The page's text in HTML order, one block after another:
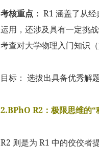
考核重点： R1 涵盖了从
运用，还涉及具有一定挑
考查对大学物理入门知识
目标： 选拔出具备优秀解
2.BPhO R2：极限思维的“
R2 则是为 R1 中的佼佼者